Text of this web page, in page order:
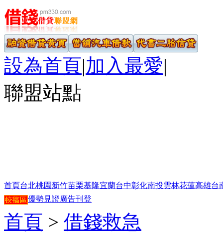
設為首頁|加入最愛|
聯盟站點
首頁台北桃園 新竹苗栗基隆宜蘭台中彰化南投雲林花蓮高雄台
優勢見證廣告刊登
首頁 > 借錢救急